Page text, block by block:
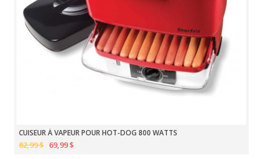
CUISEUR À VAPEUR POUR HOT-DOG 800 WATTS
82,99 $ 69,99 $